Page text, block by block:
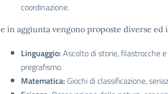
coordinazione.
e in aggiunta vengono proposte diverse ed
Linguaggio: Ascolto di storie, filastrocche
pregrafismo.
Matematica: Giochi di classificazione,